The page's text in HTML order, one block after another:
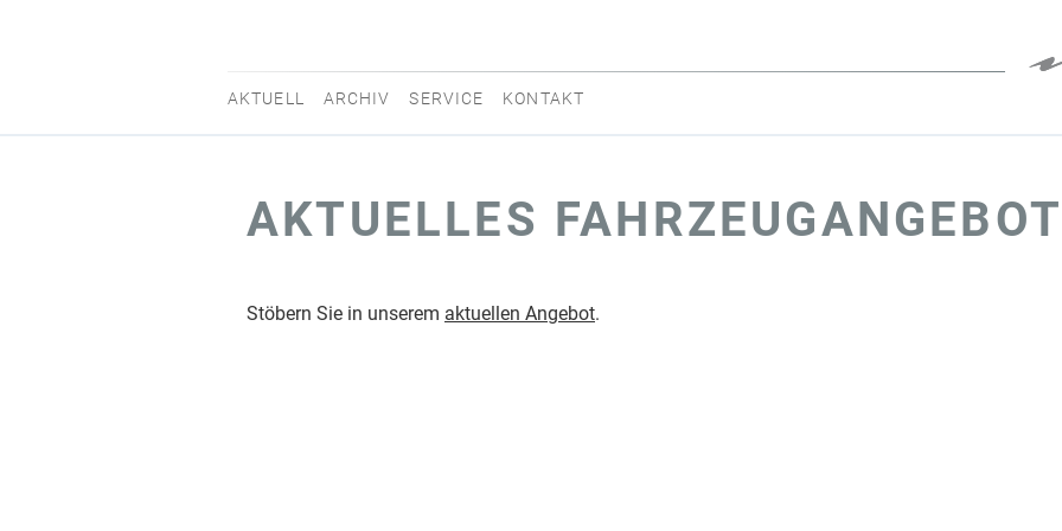
automobiles
AKTUELL ARCHIV SERVICE KONTAKT
AKTUELLES FAHRZEUGANGEBOT
Stöbern Sie in unserem aktuellen Angebot.